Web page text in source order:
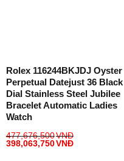
Rolex 116244BKJDJ Oyster
Perpetual Datejust 36 Black
Dial Stainless Steel Jubilee
Bracelet Automatic Ladies
Watch
477,676,500VNĐ
398,063,750VNĐ